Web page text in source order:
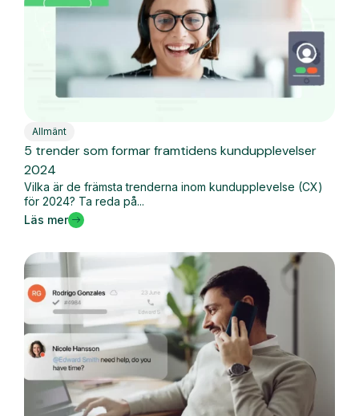
Allmänt
5 trender som formar framtidens kundupplevelser
2024
Vilka är de främsta trenderna inom kundupplevelse (CX)
för 2024? Ta reda på...
Läs mer